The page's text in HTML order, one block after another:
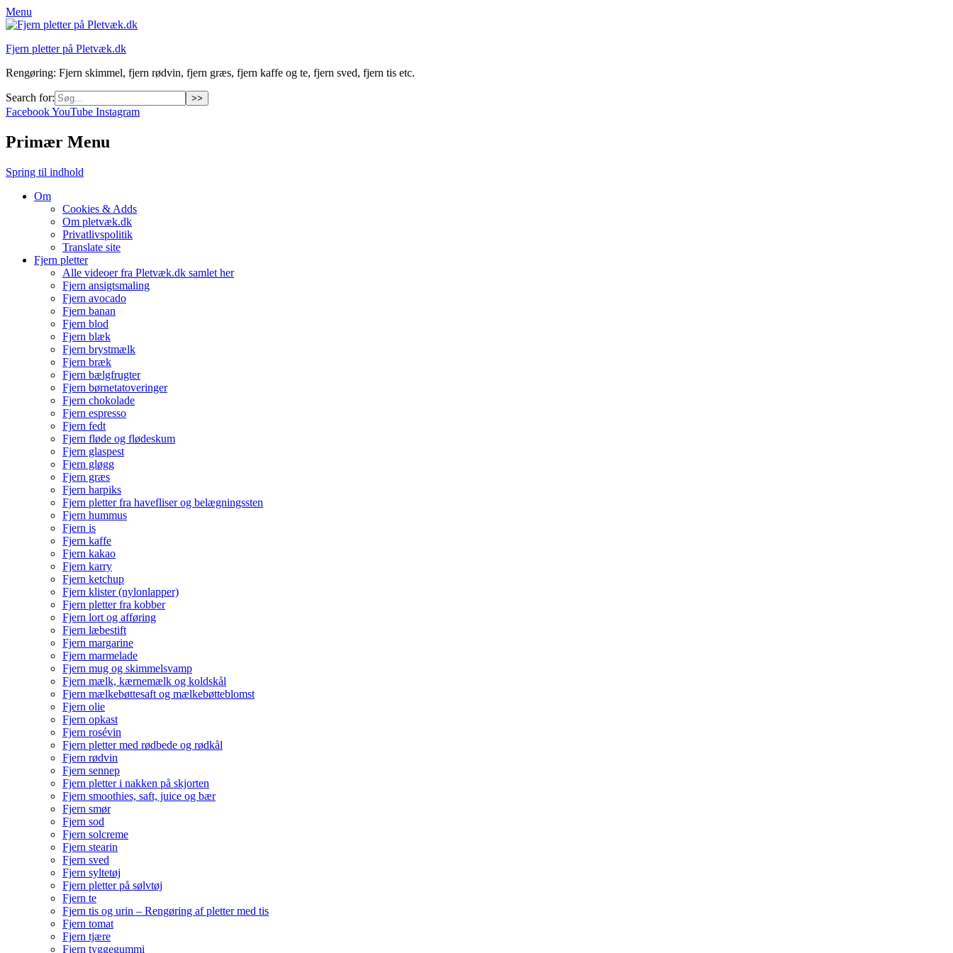
Menu
Fjern pletter på Pletvæk.dk
Rengøring: Fjern skimmel, fjern rødvin, fjern græs, fjern kaffe og te, fjern sved, fjern tis etc.
Search for:
FacebookYouTube Instagram
Primær Menu
Spring til indhold
Om
Cookies & Adds
Om pletvæk.dk
Privatlivspolitik
Translate site
Fjern pletter
Alle videoer fra Pletvæk.dk samlet her
Fjern ansigtsmaling
Fjern avocado
Fjern banan
Fjern blod
Fjern blæk
Fjern brystmælk
Fjern bræk
Fjern bælgfrugter
Fjern børnetatoveringer
Fjern chokolade
Fjern espresso
Fjern fedt
Fjern fløde og flødeskum
Fjern glaspest
Fjern gløgg
Fjern græs
Fjern harpiks
Fjern pletter fra havefliser og belægningssten
Fjern hummus
Fjern is
Fjern kaffe
Fjern kakao
Fjern karry
Fjern ketchup
Fjern klister (nylonlapper)
Fjern pletter fra kobber
Fjern lort og afføring
Fjern læbestift
Fjern margarine
Fjern marmelade
Fjern mug og skimmelsvamp
Fjern mælk, kærnemælk og koldskål
Fjern mælkebøttesaft og mælkebøtteblomst
Fjern olie
Fjern opkast
Fjern rosévin
Fjern pletter med rødbede og rødkål
Fjern rødvin
Fjern sennep
Fjern pletter i nakken på skjorten
Fjern smoothies, saft, juice og bær
Fjern smør
Fjern sod
Fjern solcreme
Fjern stearin
Fjern sved
Fjern syltetøj
Fjern pletter på sølvtøj
Fjern te
Fjern tis og urin – Rengøring af pletter med tis
Fjern tomat
Fjern tjære
Fjern tyggegummi